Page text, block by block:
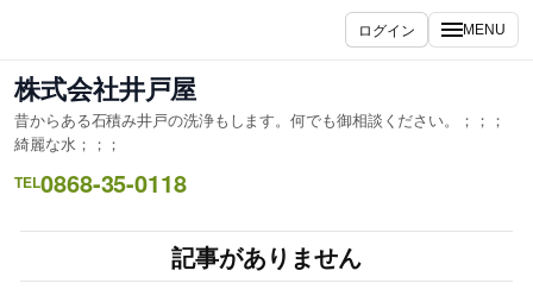
を
ス
キ
ッ
プ
ログイン MENU
株式会社井戸屋
昔からある石積み井戸の洗浄もします。何でも御相談ください。；；；
綺麗な水；；；
TEL0868-35-0118
記事がありません